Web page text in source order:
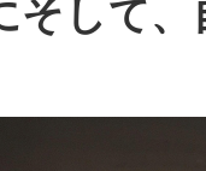
そして